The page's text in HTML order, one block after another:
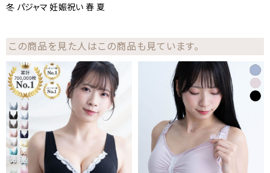
冬 パジャマ 妊娠祝い 春 夏
この商品を見た人はこの商品も見ています。